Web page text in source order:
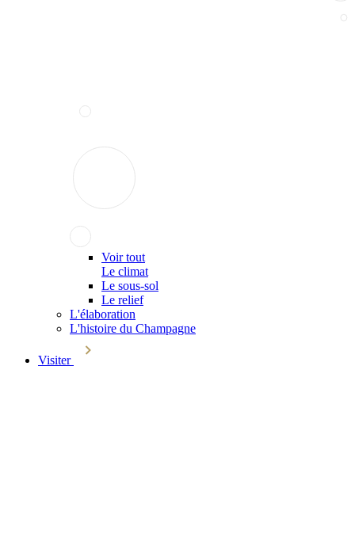
Voir tout
Le climat
Le sous-sol
Le relief
L'élaboration
L'histoire du Champagne
Visiter